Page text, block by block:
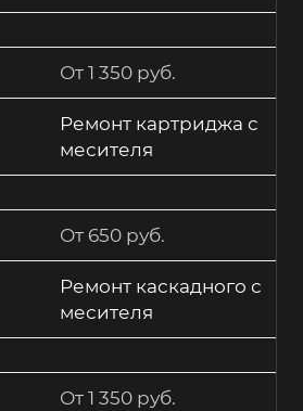
От 1 350 руб.
Ремонт картриджа с
месителя
От 650 руб.
Ремонт каскадного с
месителя
От 1 350 руб.